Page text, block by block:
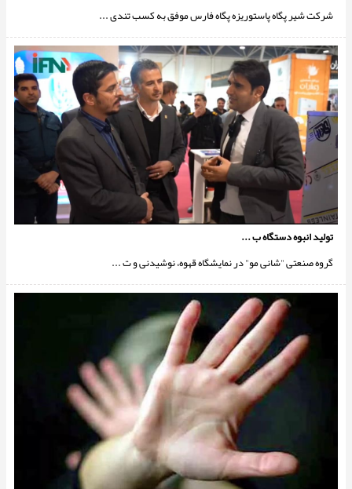
شرکت شیر پگاه پاستوریزه پگاه فارس موفق به کسب تندی ...
تولید انبوه دستگاه ب ...
گروه صنعتی "شانی مو" در نمایشگاه قهوه، نوشیدنی و ت ...